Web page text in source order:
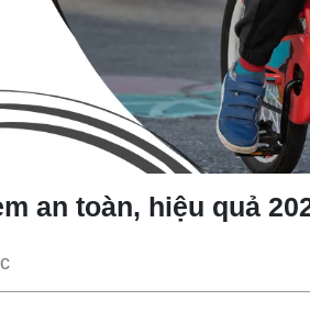
an toàn, hiệu quả